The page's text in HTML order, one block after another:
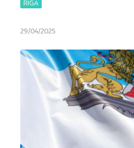
RĪGA
29/04/2025